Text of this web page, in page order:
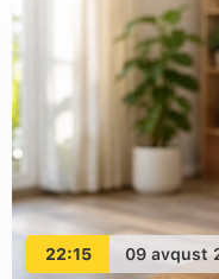
22:15 09 avqust